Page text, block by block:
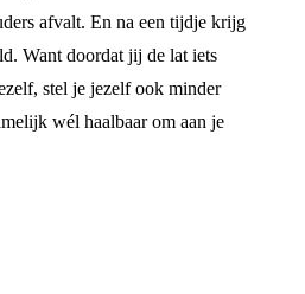
afvalt. En na een tijdje krijg
Want doordat jij de lat iets
stel je jezelf ook minder
wél haalbaar om aan je